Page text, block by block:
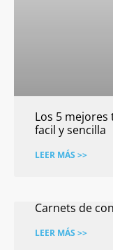
Los 5
facil y sencilla
LEER MÁS >>
Carnets de
LEER MÁS >>